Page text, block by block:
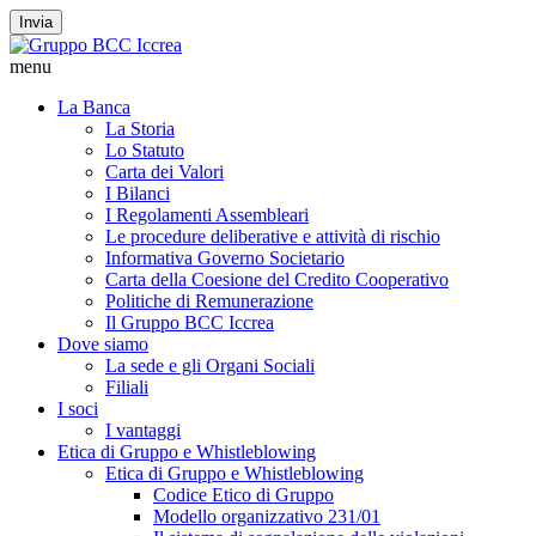
Invia
menu
La Banca
La Storia
Lo Statuto
Carta dei Valori
I Bilanci
I Regolamenti Assembleari
Le procedure deliberative e attività di rischio
Informativa Governo Societario
Carta della Coesione del Credito Cooperativo
Politiche di Remunerazione
Il Gruppo BCC Iccrea
Dove siamo
La sede e gli Organi Sociali
Filiali
I soci
I vantaggi
Etica di Gruppo e Whistleblowing
Etica di Gruppo e Whistleblowing
Codice Etico di Gruppo
Modello organizzativo 231/01